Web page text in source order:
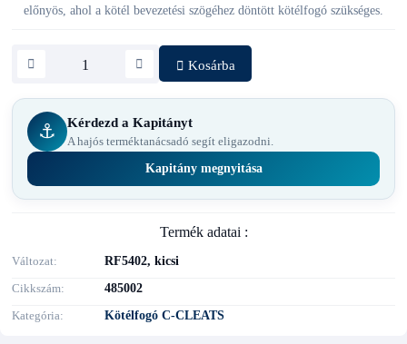
előnyös, ahol a kötél bevezetési szögéhez döntött kötélfogó szükséges.
Kosárba
⚓ Kérdezd a Kapitányt
A hajós terméktanácsadó segít eligazodni.
Kapitány megnyitása
Termék adatai :
Változat
RF5402, kicsi
Cikkszám
485002
Kategória
Kötélfogó C-CLEATS